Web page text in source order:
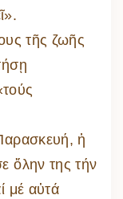
τῆς ζωῆς
ἡ
ὅλην της τήν
μέ αὐτά